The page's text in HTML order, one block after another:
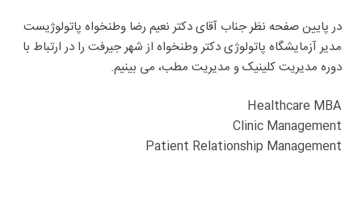
در پایین صفحه نظر جناب آقای دکتر نعیم رضا وطنخواه پاتولوژیست
مدیر آزمایشگاه پاتولوژی دکتر وطنخواه از شهر جیرفت را در ارتباط با
دوره مدیریت کلینیک و مدیریت مطب، می بینیم.
Healthcare MBA
Clinic Management
Patient Relationship Management